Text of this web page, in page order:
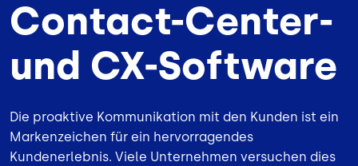
Contact-Center-
und CX-Software
Die proaktive Kommunikation mit den Kunden ist ein
Markenzeichen für ein hervorragendes
Kundenerlebnis. Viele Unternehmen versuchen dies